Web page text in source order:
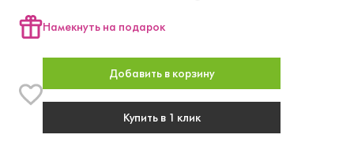
Намекнуть на подарок
Добавить в корзину
Купить в 1 клик